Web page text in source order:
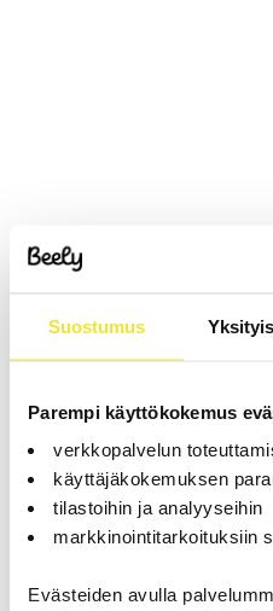
Suostumus
Parempi käyttökokemus
verkkopalvelun
käyttäjäkokemuksen
tilastoihin ja analyyseihin
markkinointitarkoituksiin
Evästeiden avulla